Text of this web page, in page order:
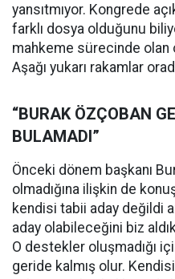
yansıtmıyor. Kongrede
farklı dosya olduğunu
mahkeme sürecinde olan
Aşağı yukarı rakamlar
“BURAK ÖZÇOBAN
BULAMADI”
Önceki dönem başkanı
olmadığına ilişkin de
kendisi tabii aday değildi
aday olabileceğini biz
O destekler oluşmadığı
geride kalmış olur.